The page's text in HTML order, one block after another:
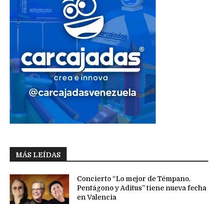
MÁS LEÍDAS
Concierto “Lo mejor de Témpano,
Pentágono y Aditus” tiene nueva fecha
en Valencia